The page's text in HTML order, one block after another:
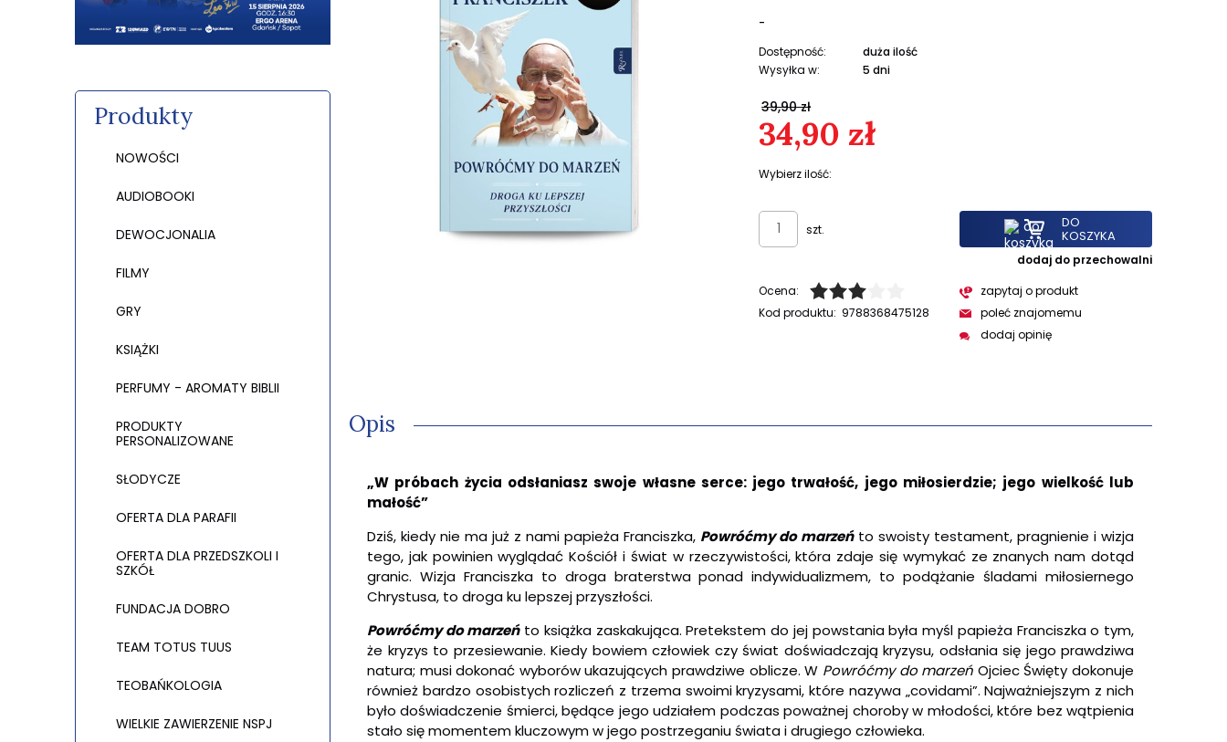
Produkty
NOWOŚCI
AUDIOBOOKI
DEWOCJONALIA
FILMY
GRY
KSIĄŻKI
PERFUMY - AROMATY BIBLII
PRODUKTY
PERSONALIZOWANE
SŁODYCZE
OFERTA DLA PARAFII
OFERTA DLA PRZEDSZKOLI I
SZKÓŁ
FUNDACJA DOBRO
TEAM TOTUS TUUS
TEOBAŃKOLOGIA
WIELKIE ZAWIERZENIE NSPJ
-
Dostępność:
duża ilość
Wysyłka w:
5 dni
34,90 zł
Wybierz ilość:
39,90 zł
szt. DO
KOSZYKA
dodaj do przechowalni
Ocena:
Kod produktu: 9788368475128
zapytaj o produkt
poleć znajomemu
dodaj opinię
Opis
„W próbach życia odsłaniasz swoje własne serce: jego trwałość, jego miłosierdzie; jego wielkość lub
małość”
Dziś, kiedy nie ma już z nami papieża Franciszka, Powróćmy do marzeńto swoisty testament, pragnienie i wizja
tego, jak powinien wyglądać Kościół i świat w rzeczywistości, która zdaje się wymykać ze znanych nam dotąd
granic. Wizja Franciszka to droga braterstwa ponad indywidualizmem, to podążanie śladami miłosiernego
Chrystusa, to droga ku lepszej przyszłości.
Powróćmy do marzeńto książka zaskakująca. Pretekstem do jej powstania była myśl papieża Franciszka o tym,
że kryzys to przesiewanie. Kiedy bowiem człowiek czy świat doświadczają kryzysu, odsłania się jego prawdziwa
natura; musi dokonać wyborów ukazujących prawdziwe oblicze. W Powróćmy do marzeń Ojciec Święty dokonuje
również bardzo osobistych rozliczeń z trzema swoimi kryzysami, które nazywa „covidami”. Najważniejszym z nich
było doświadczenie śmierci, będące jego udziałem podczas poważnej choroby w młodości, które bez wątpienia
stało się momentem kluczowym w jego postrzeganiu świata i drugiego człowieka.